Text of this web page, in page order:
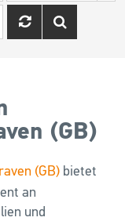
(GB)
(GB) bietet
an
und